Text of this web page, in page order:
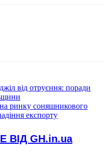
від отруєння: поради
ринку соняшникового
експорту
ВІД GH.in.ua